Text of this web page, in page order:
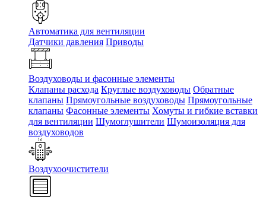
Автоматика для вентиляции
Датчики давления Приводы
Воздуховоды и фасонные элементы
Клапаны расхода Круглые воздуховоды Обратные
клапаны Прямоугольные воздуховоды Прямоугольные
клапаны Фасонные элементы Хомуты и гибкие вставки
для вентиляции Шумоглушители Шумоизоляция для
воздуховодов
Воздухоочистители